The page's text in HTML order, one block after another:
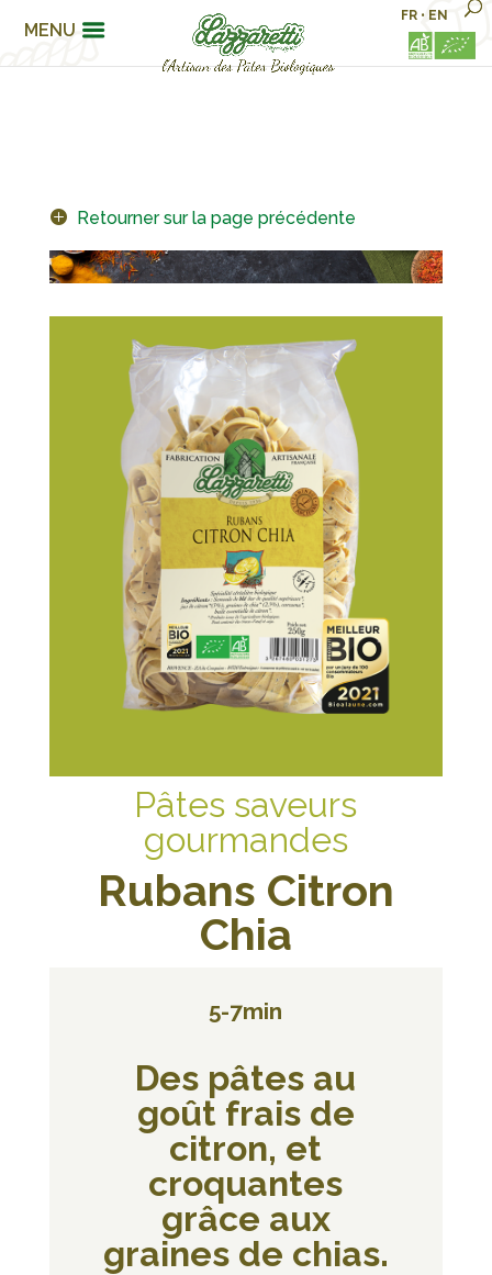
MENU
FR • EN
Retourner sur la page précédente
Pâtes saveurs
gourmandes
Rubans Citron
Chia
5-7min
Des pâtes au
goût frais de
citron, et
croquantes
grâce aux
graines de chias.